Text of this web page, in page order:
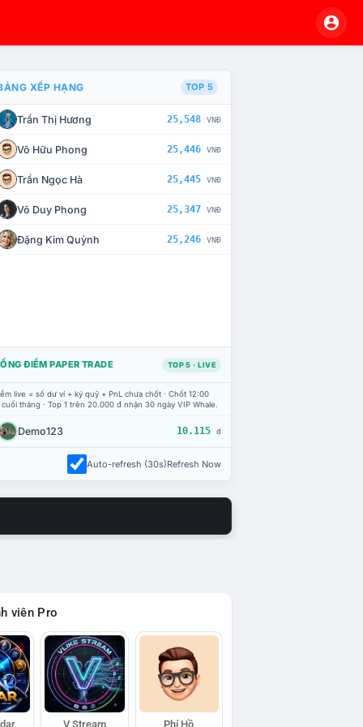
CHẾ TÀI XỬ LÝ VI PHẠM
XẾP HẠNG TOP 5
Trần Thị Hương 25,548 VNĐ
Võ Hữu Phong 25,446 VNĐ
Trần Ngọc Hà 25,445 VNĐ
Võ Duy Phong 25,347 VNĐ
Đặng Kim Quỳnh 25,246 VNĐ
ĐIỂM PAPER TRADE TOP 5 · LIVE
live = số dư ví + ký quỹ + PnL chưa chốt · Chốt 12:00
tháng · Top 1 trên 20.000 đ nhận 30 ngày VIP Whale.
Demo123 10.115 đ
Auto-refresh (30s)Refresh Now
viên Pro
V Stream Phí Hồ